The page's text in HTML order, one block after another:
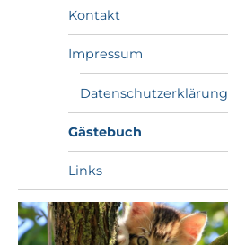
Kontakt
Impressum
Datenschutzerklärung
Gästebuch
Links